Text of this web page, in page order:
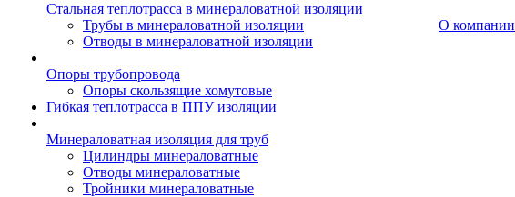
Стальная теплотрасса в минераловатной изоляции
Трубы в минераловатной изоляции
Отводы в минераловатной изоляции
Опоры трубопровода
Опоры скользящие хомутовые
Гибкая теплотрасса в ППУ изоляции
Минераловатная изоляция для труб
Цилиндры минераловатные
Отводы минераловатные
Тройники минераловатные
О компании